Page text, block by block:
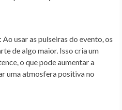
Ao usar as pulseiras do evento, os
de algo maior. Isso cria um
o que pode aumentar a
uma atmosfera positiva no